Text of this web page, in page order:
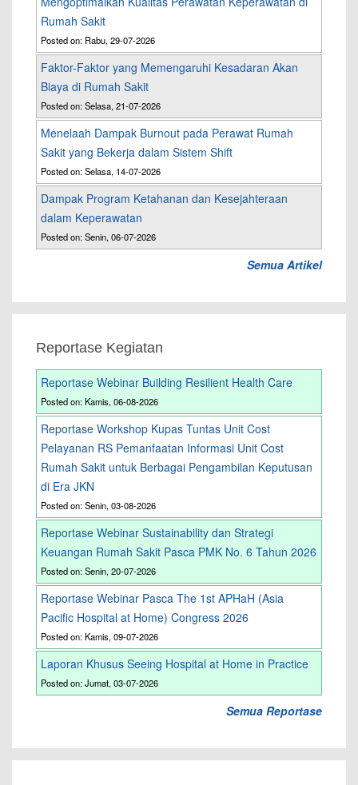
Rumah Sakit
Posted on: Rabu, 29-07-2026
Faktor-Faktor yang Memengaruhi Kesadaran Akan
Biaya di Rumah Sakit
Posted on: Selasa, 21-07-2026
Menelaah Dampak Burnout pada Perawat Rumah
Sakit yang Bekerja dalam Sistem Shift
Posted on: Selasa, 14-07-2026
Dampak Program Ketahanan dan Kesejahteraan
dalam Keperawatan
Posted on: Senin, 06-07-2026
Semua Artikel
Reportase Kegiatan
Reportase Webinar Building Resilient Health Care
Posted on: Kamis, 06-08-2026
Reportase Workshop Kupas Tuntas Unit Cost
Pelayanan RS Pemanfaatan Informasi Unit Cost
Rumah Sakit untuk Berbagai Pengambilan Keputusan
di Era JKN
Posted on: Senin, 03-08-2026
Reportase Webinar Sustainability dan Strategi
Keuangan Rumah Sakit Pasca PMK No. 6 Tahun 2026
Posted on: Senin, 20-07-2026
Reportase Webinar Pasca The 1st APHaH (Asia
Pacific Hospital at Home) Congress 2026
Posted on: Kamis, 09-07-2026
Laporan Khusus Seeing Hospital at Home in Practice
Posted on: Jumat, 03-07-2026
Semua Reportase